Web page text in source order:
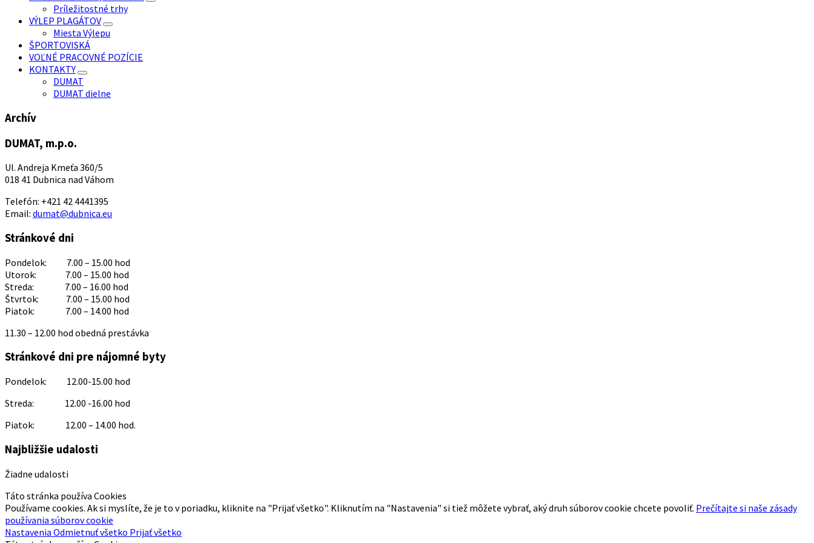
Príležitostné trhy
VÝLEP PLAGÁTOV
Miesta Výlepu
ŠPORTOVISKÁ
VOĽNÉ PRACOVNÉ POZÍCIE
KONTAKTY
DUMAT
DUMAT dielne
Archív
DUMAT, m.p.o.
Ul. Andreja Kmeťa 360/5
018 41 Dubnica nad Váhom
Telefón: +421 42 4441395
Email: dumat@dubnica.eu
Stránkové dni
Pondelok: 7.00 – 15.00 hod
Utorok: 7.00 – 15.00 hod
Streda: 7.00 – 16.00 hod
Štvrtok: 7.00 – 15.00 hod
Piatok: 7.00 – 14.00 hod
11.30 – 12.00 hod obedná prestávka
Stránkové dni pre nájomné byty
Pondelok: 12.00-15.00 hod
Streda: 12.00 -16.00 hod
Piatok: 12.00 – 14.00 hod.
Najbližšie udalosti
Žiadne udalosti
Táto stránka používa Cookies
Používame cookies. Ak si myslíte, že je to v poriadku, kliknite na "Prijať všetko". Kliknutím na "Nastavenia" si tiež môžete vybrať, aký druh súborov cookie chcete povoliť. Prečítajte si naše zásady
používania súborov cookie
Nastavenia Odmietnuť všetko Prijať všetko